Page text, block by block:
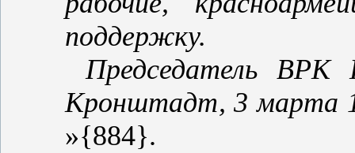
поддержку.
Председатель ВРК
Кронштадт, 3 марта
»{884}.